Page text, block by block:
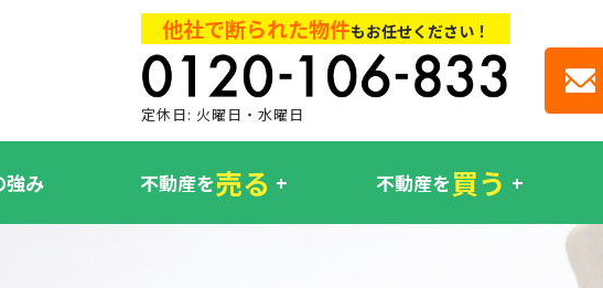
他社で断られた物件もお任せください！
定休日: 火曜日・水曜日
強み 不動産を売る 不動産を買う